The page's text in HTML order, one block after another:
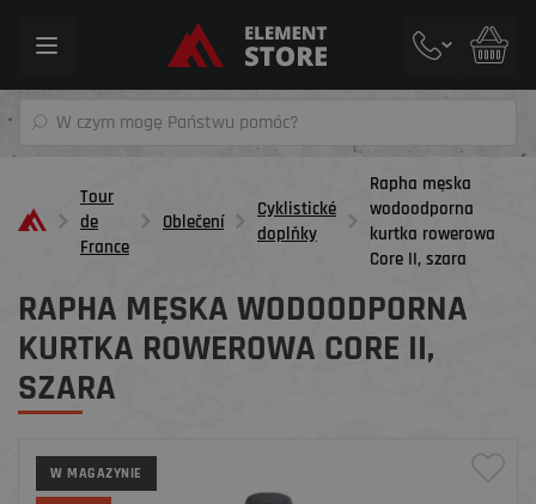
Toggle
Tour
de
France
Oblečení
Cyklistické
doplňky
Rapha męska
wodoodporna
kurtka rowerowa
Core II, szara
RAPHA MĘSKA WODOODPORNA
KURTKA ROWEROWA CORE II,
SZARA
W MAGAZYNIE